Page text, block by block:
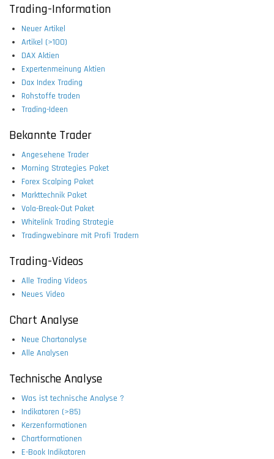
Trading-Information
Neuer Artikel
Artikel (>100)
DAX Aktien
Expertenmeinung Aktien
Dax Index Trading
Rohstoffe traden
Trading-Ideen
Bekannte Trader
Angesehene Trader
Morning Strategies Paket
Forex Scalping Paket
Markttechnik Paket
Vola-Break-Out Paket
Whitelink Trading Strategie
Tradingwebinare mit Profi Tradern
Trading-Videos
Alle Trading Videos
Neues Video
Chart Analyse
Neue Chartanalyse
Alle Analysen
Technische Analyse
Was ist technische Analyse ?
Indikatoren (>85)
Kerzenformationen
Chartformationen
E-Book Indikatoren